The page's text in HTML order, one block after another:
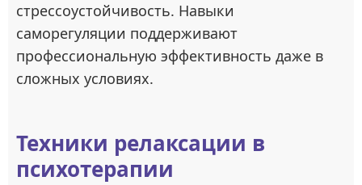
стрессоустойчивость. Навыки
саморегуляции поддерживают
профессиональную эффективность даже в
сложных условиях.
Техники релаксации в
психотерапии